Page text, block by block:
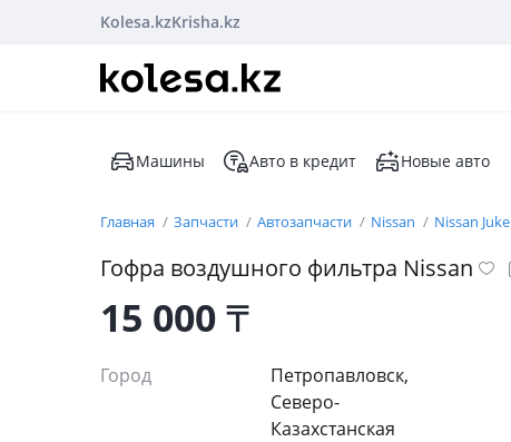
Kolesa.kzKrisha.kz
Машины Авто в кредит Новые авто
Главная Запчасти Автозапчасти Nissan Nissan Juke
Гофра воздушного фильтра Nissan
15 000₸
Город
Петропавловск,
Северо-
Казахстанская